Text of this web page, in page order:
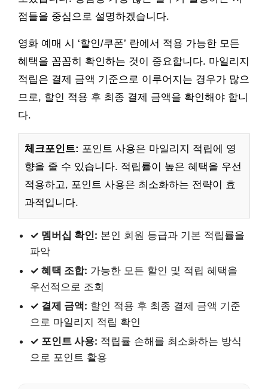
점들을 중심으로 설명하겠습니다.
영화 예매 시 ‘할인/쿠폰’ 란에서 적용 가능한 모든
혜택을 꼼꼼히 확인하는 것이 중요합니다. 마일리지
적립은 결제 금액 기준으로 이루어지는 경우가 많으
므로, 할인 적용 후 최종 결제 금액을 확인해야 합니
다.
체크포인트: 포인트 사용은 마일리지 적립에 영
향을 줄 수 있습니다. 적립률이 높은 혜택을 우선
적용하고, 포인트 사용은 최소화하는 전략이 효
과적입니다.
✓ 멤버십 확인: 본인 회원 등급과 기본 적립률을
파악
✓ 혜택 조합: 가능한 모든 할인 및 적립 혜택을
우선적으로 조회
✓ 결제 금액: 할인 적용 후 최종 결제 금액 기준
으로 마일리지 적립 확인
✓ 포인트 사용: 적립률 손해를 최소화하는 방식
으로 포인트 활용